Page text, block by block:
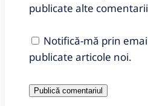
publicate alte
Notifică-mă prin
publicate articole noi.